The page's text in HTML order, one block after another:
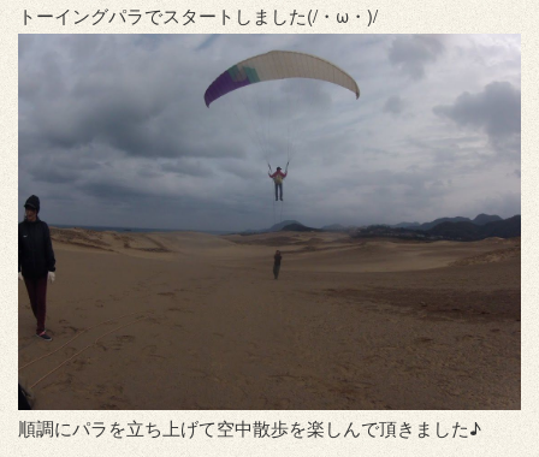
トーイングパラでスタートしました(/・ω・)/
順調にパラを立ち上げて空中散歩を楽しんで頂きました♪